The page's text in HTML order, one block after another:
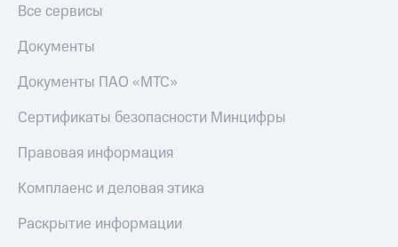
Все сервисы
Документы
Документы ПАО «МТС»
Сертификаты безопасности Минцифры
Правовая информация
Комплаенс и деловая этика
Раскрытие информации